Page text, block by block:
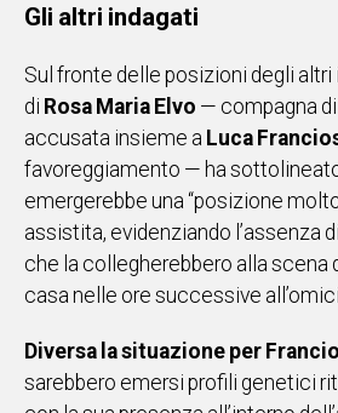
Gli altri indagati
Sul fronte delle posizioni degli altri
di Rosa Maria Elvo — compagna di
accusata insieme a Luca
favoreggiamento — ha
emergerebbe una “posizione
assistita, evidenziando l’assenza
che la collegherebbero alla scena
casa nelle ore successive
Diversa la situazione per
sarebbero emersi profili genetici